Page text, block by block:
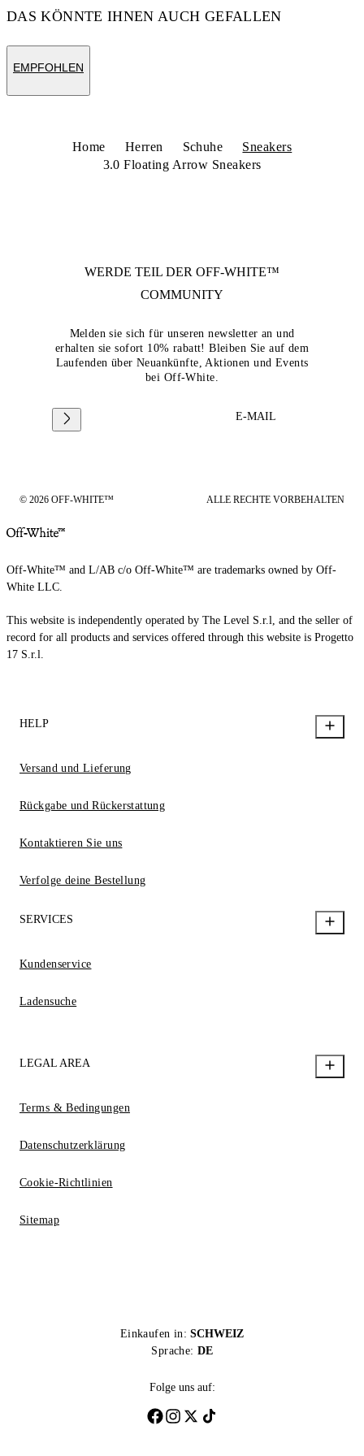
DAS KÖNNTE IHNEN AUCH GEFALLEN
EMPFOHLEN
Home Herren Schuhe
Sneakers
3.0 Floating Arrow Sneakers
WERDE TEIL DER OFF-WHITE™
COMMUNITY
Melden sie sich für unseren newsletter an und
erhalten sie sofort 10% rabatt! Bleiben Sie auf dem
Laufenden über Neuankünfte, Aktionen und Events
bei Off-White.
E-MAIL
© 2026 OFF-WHITE™ ALLE RECHTE VORBEHALTEN
Off-White™ and L/AB c/o Off-White™ are trademarks owned by Off-
White LLC.
This website is independently operated by The Level S.r.l, and the seller of
record for all products and services offered through this website is Progetto
17 S.r.l.
HELP
Versand und Lieferung
Rückgabe und Rückerstattung
Kontaktieren Sie uns
Verfolge deine Bestellung
SERVICES
Kundenservice
Ladensuche
LEGAL AREA
Terms & Bedingungen
Datenschutzerklärung
Cookie-Richtlinien
Sitemap
Einkaufen in: SCHWEIZ
Sprache: DE
Folge uns auf: